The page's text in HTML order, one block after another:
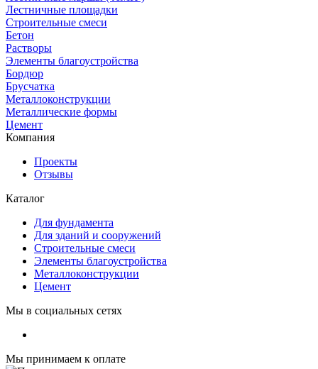
Лестничные площадки
Строительные смеси
Бетон
Растворы
Элементы благоустройства
Бордюр
Брусчатка
Металлоконструкции
Металлические формы
Цемент
Компания
Проекты
Отзывы
Каталог
Для фундамента
Для зданий и сооружений
Строительные смеси
Элементы благоустройства
Металлоконструкции
Цемент
Мы в социальных сетях
Мы принимаем к оплате